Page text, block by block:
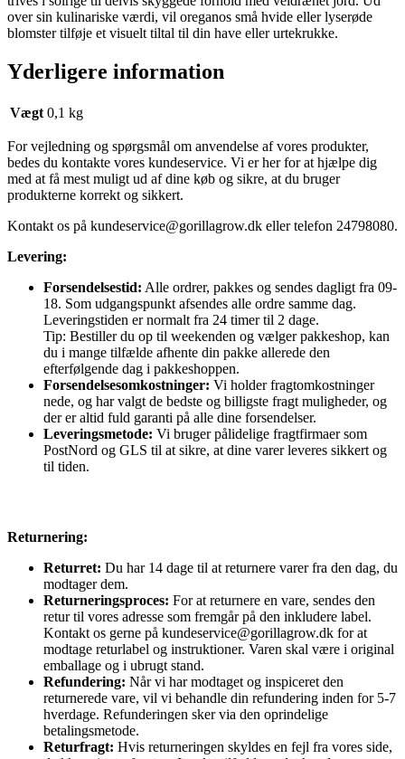
over sin kulinariske værdi, vil oreganos små hvide eller lyserøde
blomster tilføje et visuelt tiltal til din have eller urtekrukke.
Yderligere information
Vægt 0,1 kg
For vejledning og spørgsmål om anvendelse af vores produkter,
bedes du kontakte vores kundeservice. Vi er her for at hjælpe dig
med at få mest muligt ud af dine køb og sikre, at du bruger
produkterne korrekt og sikkert.
Kontakt os på kundeservice@gorillagrow.dk eller telefon 24798080.
Levering:
Forsendelsestid: Alle ordrer, pakkes og sendes dagligt fra 09-
18. Som udgangspunkt afsendes alle ordre samme dag.
Leveringstiden er normalt fra 24 timer til 2 dage.
Tip: Bestiller du op til weekenden og vælger pakkeshop, kan
du i mange tilfælde afhente din pakke allerede den
efterfølgende dag i pakkeshoppen.
Forsendelsesomkostninger: Vi holder fragtomkostninger
nede, og har valgt de bedste og billigste fragt muligheder, og
der er altid fuld garanti på alle dine forsendelser.
Leveringsmetode: Vi bruger pålidelige fragtfirmaer som
PostNord og GLS til at sikre, at dine varer leveres sikkert og
til tiden.
Returnering:
Returret: Du har 14 dage til at returnere varer fra den dag, du
modtager dem.
Returneringsproces: For at returnere en vare, sendes den
retur til vores adresse som fremgår på den inkludere label.
Kontakt os gerne på kundeservice@gorillagrow.dk for at
modtage returlabel og instruktioner. Varen skal være i original
emballage og i ubrugt stand.
Refundering: Når vi har modtaget og inspiceret den
returnerede vare, vil vi behandle din refundering inden for 5-7
hverdage. Refunderingen sker via den oprindelige
betalingsmetode.
Returfragt: Hvis returneringen skyldes en fejl fra vores side,